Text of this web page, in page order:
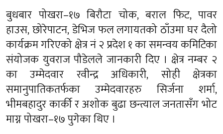
बुधबार पोखरा–१७ बिरौटा चोक, बराल फिट, पावर
हाउस, छोरेपाटन, डेभिज फल लगायतको ठाँउमा घर दैलो
कार्यक्रम गरिएको क्षेत्र नं २ प्रदेश १ का समन्वय कमिटिका
संयोजक युवराज पौडेलले जानकारी दिए । क्षेत्र नम्बर २
का उम्मेदवार रवीन्द्र अधिकारी, सोही क्षेत्रका
समानुपातिकतर्फका उम्मेदवारहरु सिर्जना शर्मा,
भीमबहादुर कार्की र अशोक बुढा छन्त्याल जनतासँग भोट
माग्न पोखरा–१७ पुगेका थिए ।